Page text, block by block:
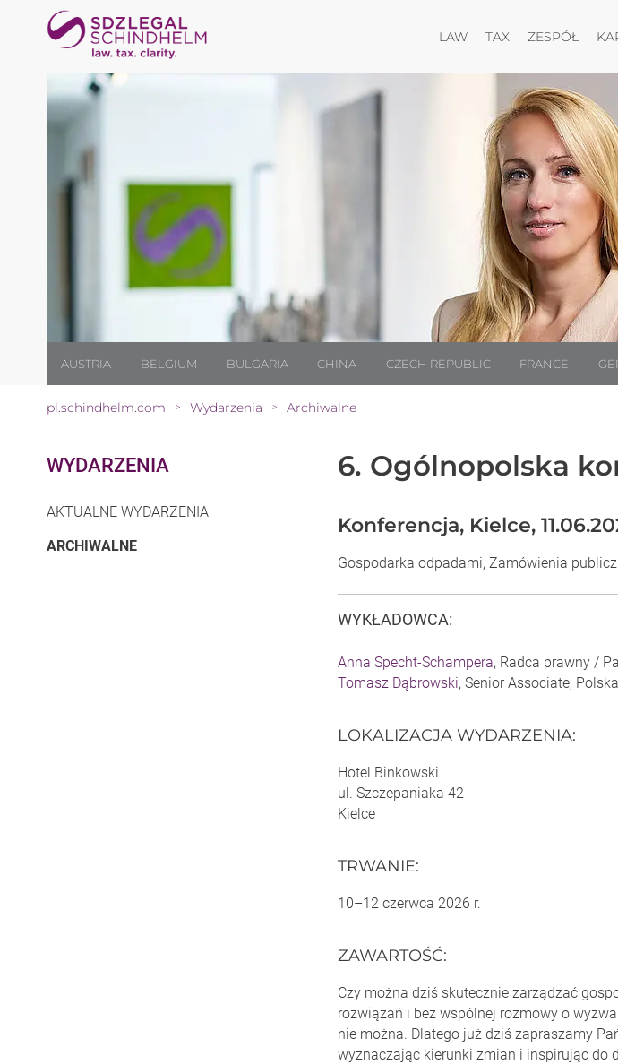
LAWOtwórz menu
TAXOtwórz menu
ZESPÓŁ
AUSTRIA BELGIUM BULGARIA CHINA CZECH REPUBLIC FRANCE
pl.schindhelm.com > Wydarzenia > Archiwalne
WYDARZENIA
AKTUALNE WYDARZENIA
ARCHIWALNE(CURRENT)
6. Ogólnopolska
Konferencja, Kielce,
Gospodarka odpadami, Zamówienia
WYKŁADOWCA:
Anna Specht-Schampera, Radca prawny /
Tomasz Dąbrowski, Senior Associate, Polska
LOKALIZACJA WYDARZENIA:
Hotel Binkowski
ul. Szczepaniaka 42
Kielce
TRWANIE:
10–12 czerwca 2026 r.
ZAWARTOŚĆ:
Czy można dziś skutecznie zarządzać
rozwiązań i bez wspólnej rozmowy o
nie można. Dlatego już dziś zapraszamy
wyznaczając kierunki zmian i inspirując do